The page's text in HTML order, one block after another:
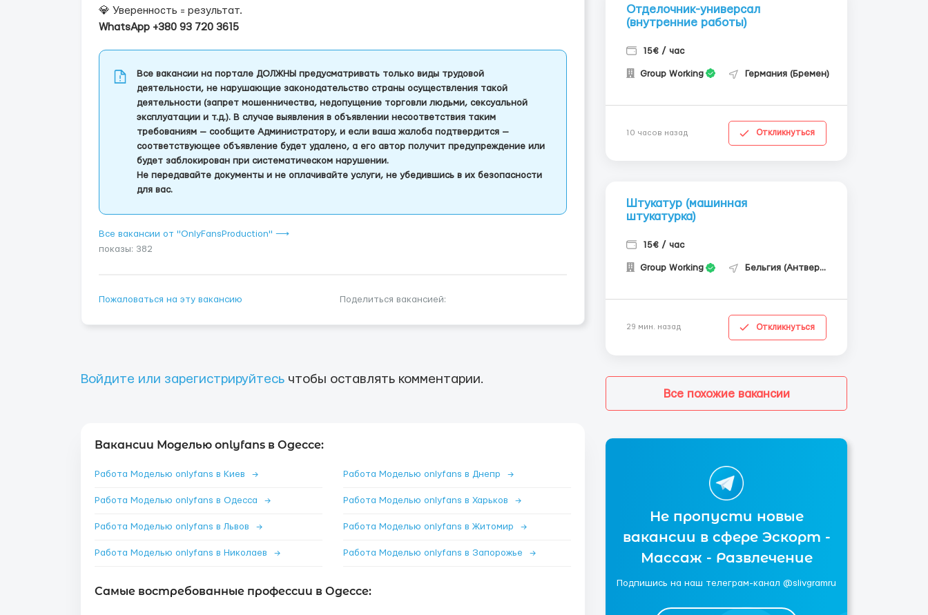
💎 Уверенность = результат.
WhatsApp +380 93 720 3615
Все вакансии на портале ДОЛЖНЫ предусматривать только виды трудовой
деятельности, не нарушающие законодательство страны осуществления такой
деятельности (запрет мошенничества, недопущение торговли людьми, сексуальной
эксплуатации и т.д.). В случае выявления в объявлении несоответствия таким
требованиям — сообщите Администратору, и если ваша жалоба подтвердится —
соответствующее объявление будет удалено, а его автор получит предупреждение или
будет заблокирован при систематическом нарушении.
Не передавайте документы и не оплачивайте услуги, не убедившись в их безопасности
для вас.
Все вакансии от "OnlyFansProduction" ⟶
показы: 382
Пожаловаться на эту вакансию Поделиться вакансией:
Войдите или зарегистрируйтесь чтобы оставлять комментарии.
Вакансии Моделью onlyfans в Одессе:
Работа Моделью onlyfans в Киев → Работа Моделью onlyfans в Днепр →
Работа Моделью onlyfans в Одесса → Работа Моделью onlyfans в Харьков →
Работа Моделью onlyfans в Львов → Работа Моделью onlyfans в Житомир →
Работа Моделью onlyfans в Николаев → Работа Моделью onlyfans в Запорожье →
Самые востребованные профессии в Одессе:
Отделочник-универсал
(внутренние работы)
15€ / час
Group Working Германия (Бремен)
10 часов назад Откликнуться
Штукатур (машинная
штукатурка)
15€ / час
Group Working Бельгия (Антверпен)
29 мин. назад Откликнуться
Все похожие вакансии
Не пропусти новые
вакансии в сфере Эскорт -
Массаж - Развлечение
Подпишись на наш телеграм-канал @slivgramru